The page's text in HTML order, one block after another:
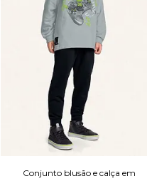
Conjunto blusão e calça em